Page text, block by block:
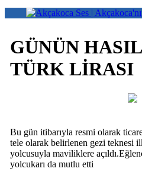
GÜNÜN
TÜRK LİRASI
Bu gün itibarıyla resmi olarak
tele olarak belirlenen gezi teknesi
yolcusuyla maviliklere
yolcukarı da mutlu etti